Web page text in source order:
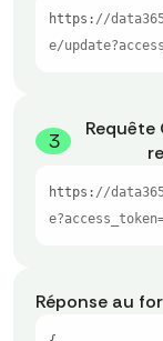
https: //
e/
3
https: //
Réponse au